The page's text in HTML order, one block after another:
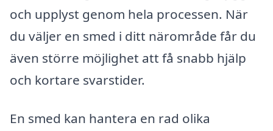
och upplyst genom hela processen. När
du väljer en smed i ditt närområde får du
även större möjlighet att få snabb hjälp
och kortare svarstider.
En smed kan hantera en rad olika